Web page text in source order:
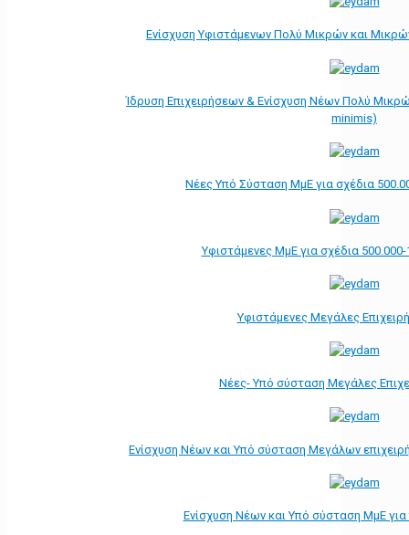
Ενίσχυση Υφιστάμενων Πολύ Μικρών και
Ίδρυση Επιχειρήσεων & Ενίσχυση Νέων Πολύ
minimis)
Νέες Υπό Σύσταση ΜμΕ για σχέδια
Υφιστάμενες ΜμΕ για σχέδια
Υφιστάμενες Μεγάλες
Νέες- Υπό σύσταση Μεγάλες
Ενίσχυση Νέων και Υπό σύσταση Μεγάλων
Ενίσχυση Νέων και Υπό σύσταση ΜμΕ